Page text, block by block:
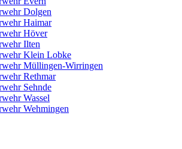
Dolgen
Haimar
Höver
Ilten
Klein Lobke
Müllingen-Wirringen
Rethmar
Sehnde
Wassel
Wehmingen